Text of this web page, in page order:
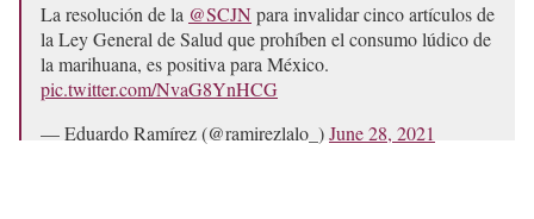
La resolución de la @SCJN para invalidar cinco artículos de
la Ley General de Salud que prohíben el consumo lúdico de
la marihuana, es positiva para México.
pic.twitter.com/NvaG8YnHCG
— Eduardo Ramírez (@ramirezlalo_)June 28, 2021